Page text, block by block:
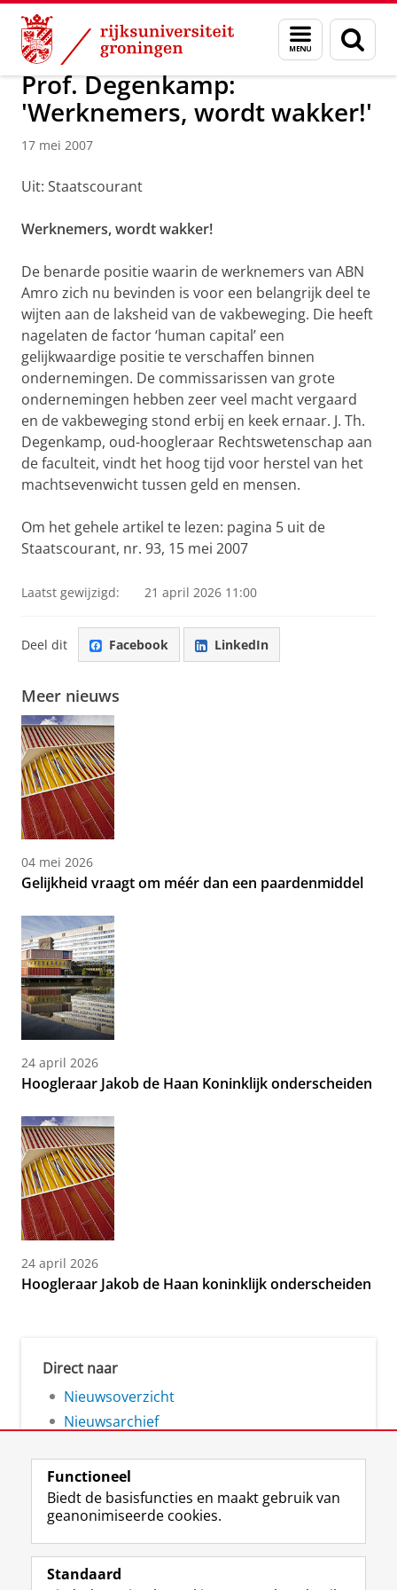
Skip
Content
Skip
Navigation
Menu
en
zoeken
Over ons Actueel Nieuws Nieuwsberichten
Prof. Degenkamp:
'Werknemers, wordt wakker!'
17 mei 2007
Uit: Staatscourant
Werknemers, wordt wakker!
De benarde positie waarin de werknemers van ABN
Amro zich nu bevinden is voor een belangrijk deel te
wijten aan de laksheid van de vakbeweging. Die heeft
nagelaten de factor ‘human capital’ een
gelijkwaardige positie te verschaffen binnen
ondernemingen. De commissarissen van grote
ondernemingen hebben zeer veel macht vergaard
en de vakbeweging stond erbij en keek ernaar. J. Th.
Degenkamp, oud-hoogleraar Rechtswetenschap aan
de faculteit, vindt het hoog tijd voor herstel van het
machtsevenwicht tussen geld en mensen.
Om het gehele artikel te lezen: pagina 5 uit de
Staatscourant, nr. 93, 15 mei 2007
Laatst gewijzigd: 21 april 2026 11:00
Deel dit Facebook LinkedIn
Meer nieuws
04 mei 2026
Gelijkheid vraagt om méér dan een paardenmiddel
24 april 2026
Hoogleraar Jakob de Haan Koninklijk onderscheiden
24 april 2026
Hoogleraar Jakob de Haan koninklijk onderscheiden
Direct naar
Nieuwsoverzicht
Nieuwsarchief
Volg de RUG
F
a
L
i
R
S
I
n
Y
o
Functioneel
Biedt de basisfuncties en maakt gebruik van
geanonimiseerde cookies.
Standaard